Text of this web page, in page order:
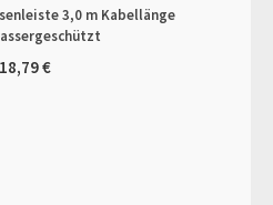
3,0 m Kabellänge
18,79€